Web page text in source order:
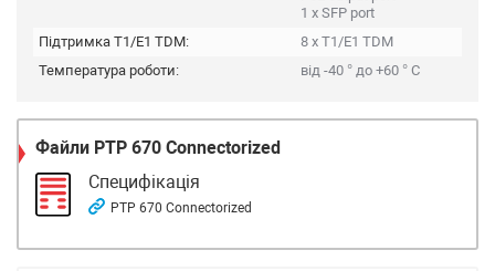
1 x SFP port
Підтримка T1/E1 TDM:
8 x T1/E1 TDM
Температура роботи:
від -40 ° до +60 ° C
Файли PTP 670 Connectorized
Специфікація
PTP 670 Connectorized